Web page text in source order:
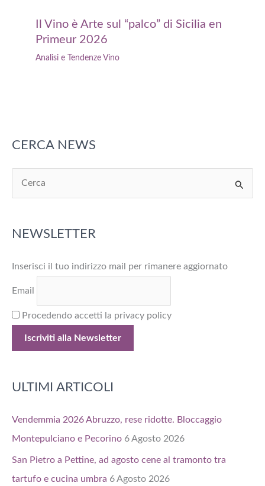
Il Vino è Arte sul “palco” di Sicilia en
Primeur 2026
Analisi e Tendenze Vino
CERCA NEWS
e
c
:
NEWSLETTER
Inserisci il tuo indirizzo mail per rimanere aggiornato
Email
Procedendo accetti la privacy policy
ULTIMI ARTICOLI
Vendemmia 2026 Abruzzo, rese ridotte. Bloccaggio
Montepulciano e Pecorino 6 Agosto 2026
San Pietro a Pettine, ad agosto cene al tramonto tra
tartufo e cucina umbra 6 Agosto 2026